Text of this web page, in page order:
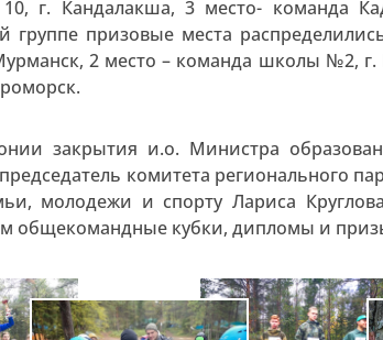
г. Кандалакша, 3 место- команда
группе призовые места
2 место – команда школы №2,
закрытия и.о. Министра
комитета регионального
молодежи и спорту Лариса
общекомандные кубки, дипломы и